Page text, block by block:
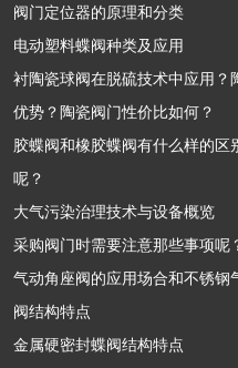
阀门定位器的原理和分类
电动塑料蝶阀种类及应用
衬陶瓷球阀在脱硫技术中应用？
优势？陶瓷阀门性价比如何？
胶蝶阀和橡胶蝶阀有什么样的区
呢？
大气污染治理技术与设备概览
采购阀门时需要注意那些事项呢
气动角座阀的应用场合和不锈钢
阀结构特点
金属硬密封蝶阀结构特点